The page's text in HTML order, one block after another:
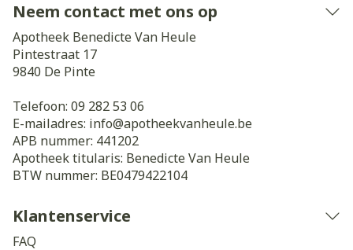
Neem contact met ons op
Apotheek Benedicte Van Heule
Pintestraat 17
9840 De Pinte
Telefoon: 09 282 53 06
E-mailadres: info@apotheekvanheule.be
APB nummer: 441202
Apotheek titularis: Benedicte Van Heule
BTW nummer: BE0479422104
Klantenservice
FAQ